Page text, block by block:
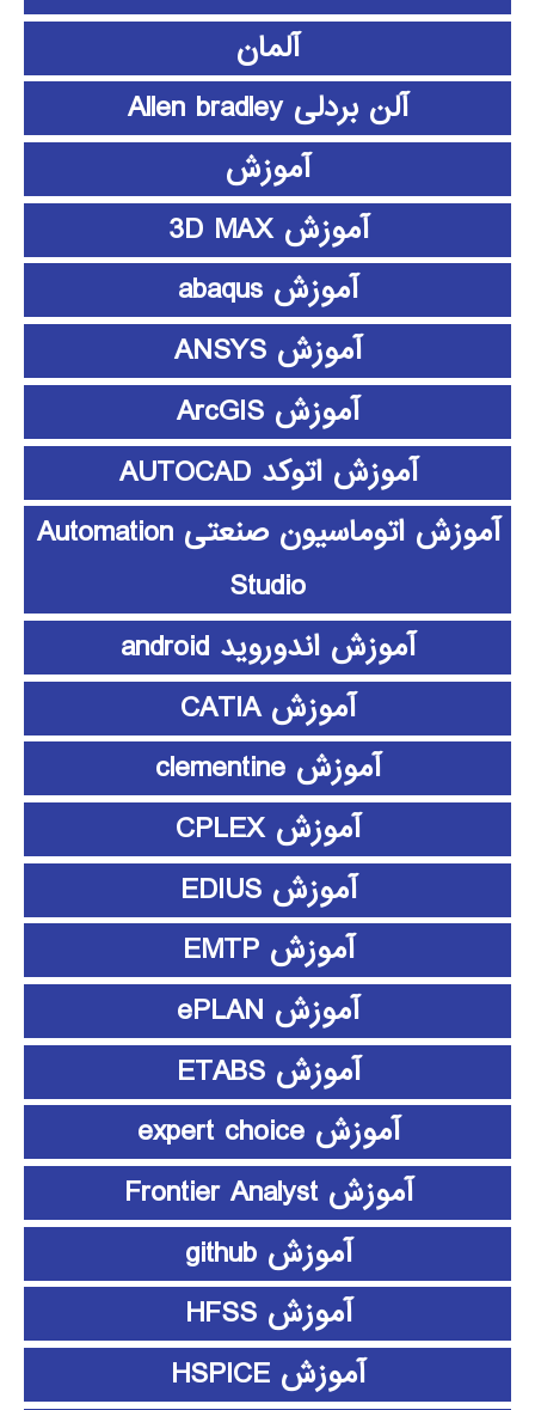
آلمان
آلن بردلی Allen bradley
آموزش
آموزش 3D MAX
آموزش abaqus
آموزش ANSYS
آموزش ArcGIS
آموزش اتوکد AUTOCAD
آموزش اتوماسیون صنعتی Automation
Studio
آموزش اندوروید android
آموزش CATIA
آموزش clementine
آموزش CPLEX
آموزش EDIUS
آموزش EMTP
آموزش ePLAN
آموزش ETABS
آموزش expert choice
آموزش Frontier Analyst
آموزش github
آموزش HFSS
آموزش HSPICE